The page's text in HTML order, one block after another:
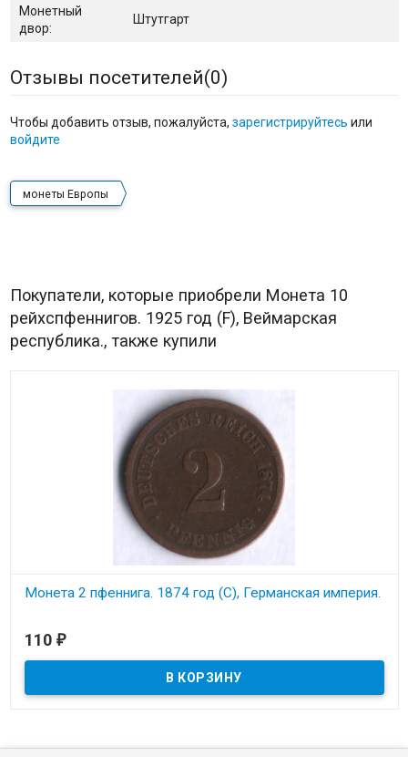
Монетный
двор:
Штутгарт
Отзывы посетителей(0)
Чтобы добавить отзыв, пожалуйста, зарегистрируйтесь или
войдите
монеты Европы
Покупатели, которые приобрели Монета 10
рейхспфеннигов. 1925 год (F), Веймарская
республика., также купили
Монета 2 пфеннига. 1874 год (C), Германская империя.
110 ₽